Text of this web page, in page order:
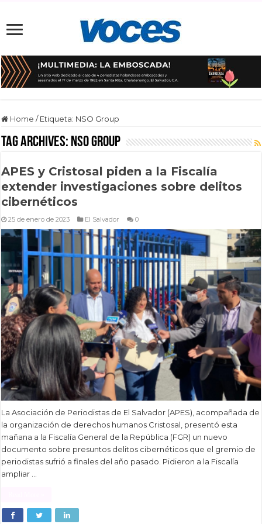
Home / Etiqueta: NSO Group
Tag Archives: NSO Group
APES y Cristosal piden a la Fiscalía
extender investigaciones sobre delitos
cibernéticos
25 de enero de 2023 El Salvador 0
La Asociación de Periodistas de El Salvador (APES), acompañada de
la organización de derechos humanos Cristosal, presentó esta
mañana a la Fiscalía General de la República (FGR) un nuevo
documento sobre presuntos delitos cibernéticos que el gremio de
periodistas sufrió a finales del año pasado. Pidieron a la Fiscalía
ampliar …